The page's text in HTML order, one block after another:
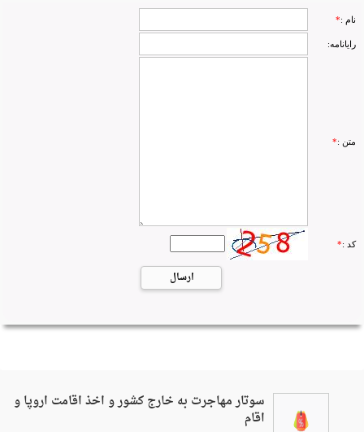
نام :*
رایانامه:
متن :*
کد :*
سوتار مهاجرت به خارج کشور و اخذ اقامت اروپا و
اقام